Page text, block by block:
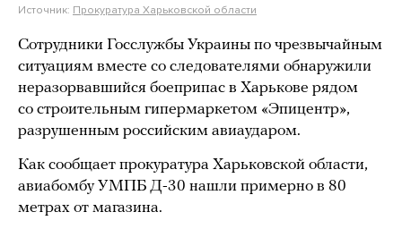
Источник: Прокуратура Харьковской области
Сотрудники Госслужбы Украины по чрезвычайным
ситуациям вместе со следователями обнаружили
неразорвавшийся боеприпас в Харькове рядом
со строительным гипермаркетом «Эпицентр»,
разрушенным российским авиаударом.
Как сообщает прокуратура Харьковской области,
авиабомбу УМПБ Д-30 нашли примерно в 80
метрах от магазина.